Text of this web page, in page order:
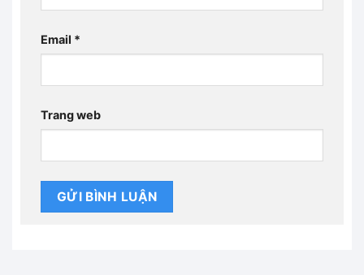
Email *
Trang web